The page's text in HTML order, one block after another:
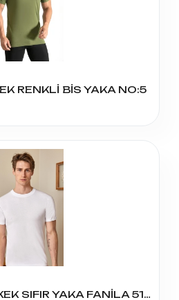
RENKLİ BİS YAKA NO:5
1003 BERRAK ERKEK SIFIR YAKA FANİLA 51 BEDEN